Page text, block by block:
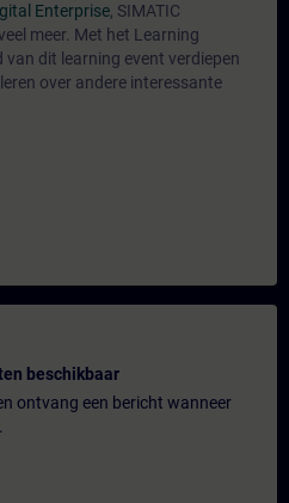
Enterprise, SIMATIC
meer. Met het Learning
dit learning event verdiepen
over andere interessante
beschikbaar
ontvang een bericht wanneer